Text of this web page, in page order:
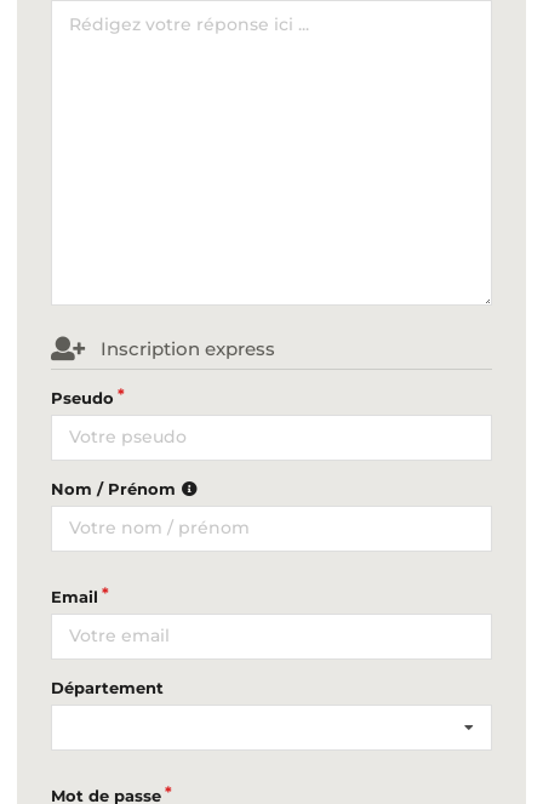
Inscription express
Pseudo
Nom / Prénom
Email
Département
Mot de passe